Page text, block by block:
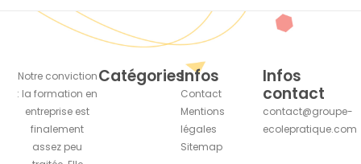
Notre conviction
: la formation en
entreprise est
finalement
assez peu
CatégoriesInfos
Contact
Mentions
légales
Sitemap
Infos
contact
contact@groupe-
ecolepratique.com